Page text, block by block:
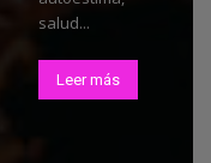
salud...
Leer más